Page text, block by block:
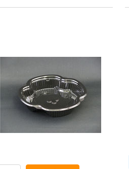
ック
（税込）
ユニ・チャーム
トトレイメイト
Gトレイメイト
ユニ・チャーム